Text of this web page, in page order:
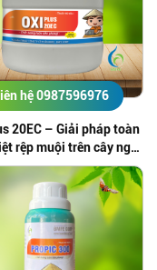
hệ 0987596976
20EC – Giải pháp toàn
rệp muội trên cây ngô
sâu hại phổ biến